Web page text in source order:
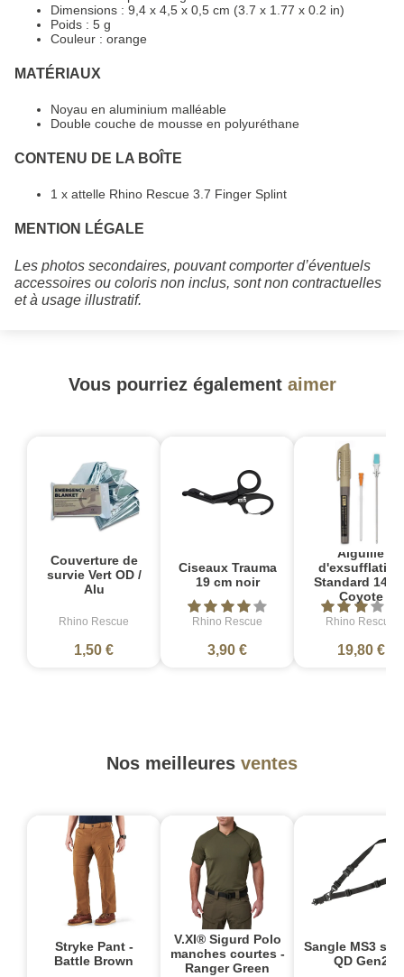
Dimensions : 9,4 x 4,5 x 0,5 cm (3.7 x 1.77 x 0.2 in)
Poids : 5 g
Couleur : orange
MATÉRIAUX
Noyau en aluminium malléable
Double couche de mousse en polyuréthane
CONTENU DE LA BOÎTE
1 x attelle Rhino Rescue 3.7 Finger Splint
MENTION LÉGALE
Les photos secondaires, pouvant comporter d’éventuels
accessoires ou coloris non inclus, sont non contractuelles
et à usage illustratif.
Vous pourriez également aimer
Couverture de
survie Vert OD /
Alu
Rhino Rescue
1,50 €
Ciseaux Trauma
19 cm noir
Rhino Rescue
3,90 €
Aiguille
d'exsufflation
Standard 14
Coyote
Rhino Rescue
19,80 €
Nos meilleures ventes
Stryke Pant -
Battle Brown
V.XI® Sigurd Polo
manches courtes -
Ranger Green
Sangle MS3
QD Gen2